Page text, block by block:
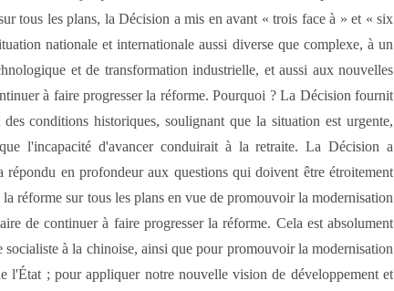
tous les plans, la Décision a mis en avant « trois face à » et « six
nationale et internationale aussi diverse que complexe, à un
et de transformation industrielle, et aussi aux nouvelles
à faire progresser la réforme. Pourquoi ? La Décision fournit
conditions historiques, soulignant que la situation est urgente,
l'incapacité d'avancer conduirait à la retraite. La Décision a
répondu en profondeur aux questions qui doivent être étroitement
réforme sur tous les plans en vue de promouvoir la modernisation
de continuer à faire progresser la réforme. Cela est absolument
à la chinoise, ainsi que pour promouvoir la modernisation
l'État ; pour appliquer notre nouvelle vision de développement et